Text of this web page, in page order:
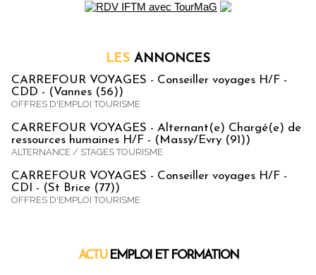
LES ANNONCES
CARREFOUR VOYAGES - Conseiller voyages H/F -
CDD - (Vannes (56))
OFFRES D'EMPLOI TOURISME
CARREFOUR VOYAGES - Alternant(e) Chargé(e) de
ressources humaines H/F - (Massy/Evry (91))
ALTERNANCE / STAGES TOURISME
CARREFOUR VOYAGES - Conseiller voyages H/F -
CDI - (St Brice (77))
OFFRES D'EMPLOI TOURISME
ACTU EMPLOI ET FORMATION